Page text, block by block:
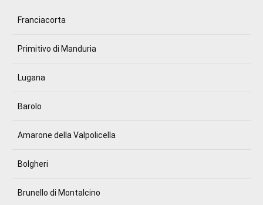
Franciacorta
Primitivo di Manduria
Lugana
Barolo
Amarone della Valpolicella
Bolgheri
Brunello di Montalcino